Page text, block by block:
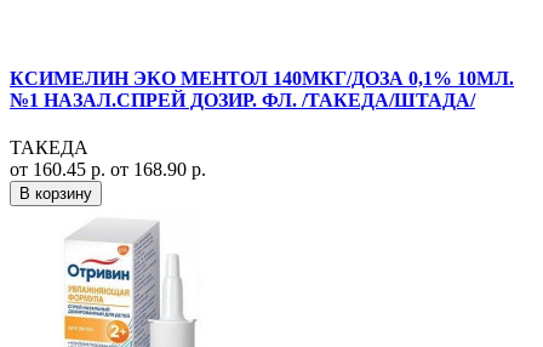
КСИМЕЛИН ЭКО МЕНТОЛ 140МКГ/ДОЗА 0,1% 10МЛ.
№1 НАЗАЛ.СПРЕЙ ДОЗИР. ФЛ. /ТАКЕДА/ШТАДА/
ТАКЕДА
от 160.45 р. от 168.90 р.
В корзину